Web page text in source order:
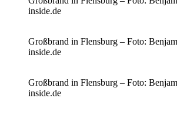
inside.de
Großbrand in Flensburg – Foto:
inside.de
Großbrand in Flensburg – Foto:
inside.de